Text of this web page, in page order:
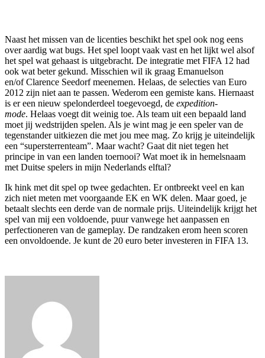
Naast het missen van de licenties beschikt het spel ook nog eens
over aardig wat bugs. Het spel loopt vaak vast en het lijkt wel alsof
het spel wat gehaast is uitgebracht. De integratie met FIFA 12 had
ook wat beter gekund. Misschien wil ik graag Emanuelson
en/of Clarence Seedorf meenemen. Helaas, de selecties van Euro
2012 zijn niet aan te passen. Wederom een gemiste kans. Hiernaast
is er een nieuw spelonderdeel toegevoegd, de expedition-
mode. Helaas voegt dit weinig toe. Als team uit een bepaald land
moet jij wedstrijden spelen. Als je wint mag je een speler van de
tegenstander uitkiezen die met jou mee mag. Zo krijg je uiteindelijk
een “supersterrenteam”. Maar wacht? Gaat dit niet tegen het
principe in van een landen toernooi? Wat moet ik in hemelsnaam
met Duitse spelers in mijn Nederlands elftal?
Ik hink met dit spel op twee gedachten. Er ontbreekt veel en kan
zich niet meten met voorgaande EK en WK delen. Maar goed, je
betaalt slechts een derde van de normale prijs. Uiteindelijk krijgt het
spel van mij een voldoende, puur vanwege het aanpassen en
perfectioneren van de gameplay. De randzaken erom heen scoren
een onvoldoende. Je kunt de 20 euro beter investeren in FIFA 13.